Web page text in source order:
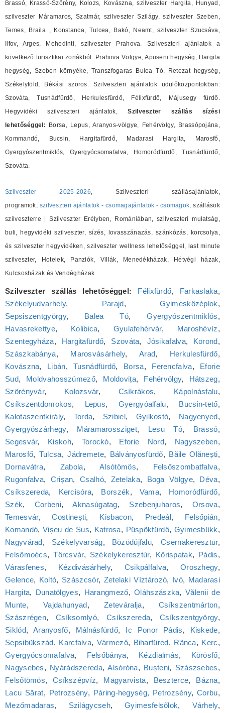
Brassó, Krassó-Szörény, Kolozs, Kovászna, szilveszter Hargita, Hunyad,
szilveszter Máramaros, Szatmár, szilveszter Szilágy, szilveszter Szeben,
Temes, Braila , Konstanca, Tulcea, Bakó, Neamt, szilveszter Szucsáva,
Ilfov, Arges, Mehedinti, szilveszter Prahova. Szilveszteri ajánlatok a
következő turisztikai zonákból: Prahova Völgye, Apuseni hegység, Hargita
hegység, Szeben környéke, Transzfogaras Bulea Tó, Retezat hegység,
Székelyföld, Békási szoros. Szilveszteri ajánlatok üdülőközpontokban:
Szováta, Tusnádfürdő, Herkulesfürdő, Félixfürdő, Májusegy fürdő.
Hegyvidéki szilveszteri ajánlatok,Szilveszter szállás sízési
lehetőséggel: Borsa, Lepus, Aranyos-völgye, Fehérvölgy, Brassópojána,
Kommandó, Bucsin, Hargitafürdő, Madarasi Hargita, Marosfő,
Gyergyószentmiklós, Gyergyócsomafalva, Homoródfürdő, Tusnádfürdő,
Szováta.
Szilveszter 2025-2026, Szilveszteri szállásajánlatok,
programok, szilveszteri ajánlatok - csomagajánlatok - csomagok, szállások
szilveszterre | Szilveszter Erélyben, Romániában, szilveszteri mulatság,
buli, hegyvidéki szilveszter, sízés, lovasszánazás, szánkózás, korcsolya,
és szilveszter hegyvidéken, szilveszter wellness lehetőséggel, last minute
szilveszter, Hotelek, Panziók, Villák, Menedékházak, Hétvégi házak,
Kulcsosházak és Vendégházak
Szilveszter szállás lehetőséggel: Félixfürdő, Farkaslaka,
Székelyudvarhely, Parajd,Gyimesközéplok,
Sepsiszentgyörgy, Balea Tó,Gyergyószentmiklós,
Havasrekettye, Kolibica, Gyulafehérvár, Maroshévíz,
Szentegyháza, Hargitafürdő, Szováta, Jósikafalva, Korond,
Szászkabánya, Marosvásárhely, Arad, Herkulesfürdő,
Kovászna, Libán,Tusnádfürdő, Borsa, Ferencfalva, Eforie
Sud, Moldvahosszúmező, Moldovița, Fehérvölgy, Hátszeg,
Szörényvár, Kolozsvár, Csíkrákos, Kápolnásfalu,
Csíkszentdomokos, Lepus, Gyergyóalfalu, Bucsin-tető,
Kalotaszentkirály, Torda, Szibiel, Gyilkostó, Nagyenyed,
Gyergyószárhegy, Máramarossziget, Lesu Tó, Brassó,
Segesvár, Kiskoh, Torockó, Eforie Nord, Nagyszeben,
Marosfő, Tulcsa,Jádremete, Bálványosfürdő, Băile Olănești,
Dornavátra, Zabola,Alsótömös, Felsőszombatfalva,
Rugonfalva, Crișan,Csalhó, Zetelaka, Boga Völgye, Déva,
Csíkszereda, Kercisóra, Borszék, Vama, Homoródfürdő,
Szék, Corbeni,Aknasúgatag, Szebenjuharos, Orsova,
Temesvár,Costinești, Kisbacon, Predeál, Felsőpián,
Komandó, Vișeu de Sus, Katrosa, Püspökfürdő, Gyimesbükk,
Nagyvárad, Székelyvarság, Bözödújfalu,Csernakeresztur,
Felsőmoécs,Törcsvár, Székelykeresztúr, Kőrispatak, Pádis,
Várasfenes, Kézdivásárhely, Csikpálfalva, Oroszhegy,
Gelence, Koltó, Szászcsór, Zetelaki Víztározó, Ivó, Madarasi
Hargita, Dunatölgyes, Harangmező,Oláhszászka, Vălenii de
Munte,Vajdahunyad,Zeteváralja,Csíkszentmárton,
Szászrégen, Csíksomlyó, Csíkszereda,Csíkszentgyörgy,
Siklód, Aranyosfő, Málnásfürdő, Ic Ponor Pádis, Kiskede,
Sepsibükszád, Karcfalva, Vármező, Biharfüred, Rânca, Kerc,
Gyergyócsomafalva, Felsőbánya, Kézdialmás, Körösfő,
Nagysebes, Nyárádszereda,Alsóróna, Bușteni, Szászsebes,
Felsőtömös, Csíkszépvíz, Magyarvista, Beszterce, Bázna,
Lacu Sărat, Petrozsény, Páring-hegység, Petrozsény,Corbu,
Mezőmadaras, Szilágycseh,Gyimesfelsőlok, Várhely,